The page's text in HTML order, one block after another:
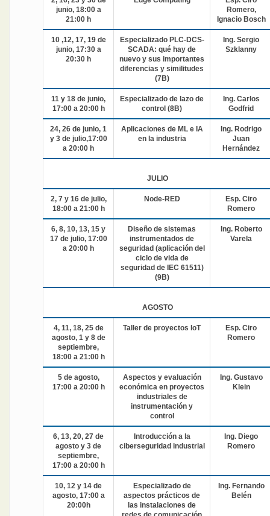
junio, 18:00 a
21:00 h
Romero,
Ignacio Bosch
10 ,12, 17, 19 de
junio, 17:30 a
20:30 h
Especializado PLC-DCS-
SCADA: qué hay de
nuevo y sus importantes
diferencias y similitudes
(7B)
Ing. Sergio
Szklanny
11 y 18 de junio,
17:00 a 20:00 h
Especializado de lazo de
control (8B)
Ing. Carlos
Godfrid
24, 26 de junio, 1
y 3 de julio,17:00
a 20:00 h
Aplicaciones de ML e IA
en la industria
Ing. Rodrigo
Juan
Hernández
JULIO
2, 7 y 16 de julio,
18:00 a 21:00 h
Node-RED
Esp. Ciro
Romero
6, 8, 10, 13, 15 y
17 de julio, 17:00
a 20:00 h
Diseño de sistemas
instrumentados de
seguridad (aplicación del
ciclo de vida de
seguridad de IEC 61511)
(9B)
Ing. Roberto
Varela
AGOSTO
4, 11, 18, 25 de
agosto, 1 y 8 de
septiembre,
18:00 a 21:00 h
Taller de proyectos IoT
Esp. Ciro
Romero
5 de agosto,
17:00 a 20:00 h
Aspectos y evaluación
económica en proyectos
industriales de
instrumentación y
control
Ing. Gustavo
Klein
6, 13, 20, 27 de
agosto y 3 de
septiembre,
17:00 a 20:00 h
Introducción a la
ciberseguridad industrial
Ing. Diego
Romero
10, 12 y 14 de
agosto, 17:00 a
20:00h
Especializado de
aspectos prácticos de
las instalaciones de
Ing. Fernando
Belén